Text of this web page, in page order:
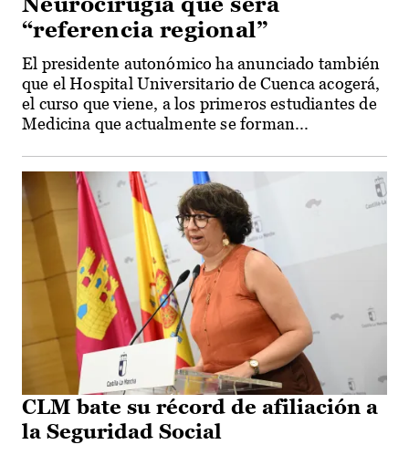
“referencia regional”
El presidente autonómico ha anunciado también
que el Hospital Universitario de Cuenca acogerá,
el curso que viene, a los primeros estudiantes de
Medicina que actualmente se forman...
CLM bate su récord de afiliación a
la Seguridad Social